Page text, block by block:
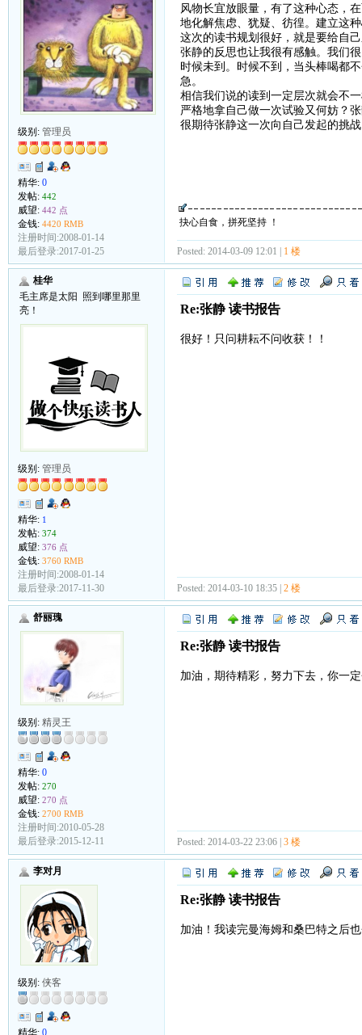
级别: 管理员
精华: 0
发帖: 442
威望: 442 点
金钱: 4420 RMB
注册时间:2008-01-14
最后登录:2017-01-25
风物长宜放眼量，有了这种心态，
地化解焦虑、犹疑、彷徨。建立这
这次的读书规划很好，就是要给自
张静的反思也让我很有感触。我们
时候未到。时候不到，当头棒喝都
急。
相信我们说的读到一定层次就会不
严格地拿自己做一次试验又何妨？
很期待张静这一次向自己发起的挑
抉心自食，拼死坚持 ！
Posted: 2014-03-09 12:01 | 1 楼
桂华
毛主席是太阳 照到哪里那里
亮！
级别: 管理员
精华: 1
发帖: 374
威望: 376 点
金钱: 3760 RMB
注册时间:2008-01-14
最后登录:2017-11-30
Re:张静 读书报告
很好！只问耕耘不问收获！！
Posted: 2014-03-10 18:35 | 2 楼
舒丽瑰
级别: 精灵王
精华: 0
发帖: 270
威望: 270 点
金钱: 2700 RMB
注册时间:2010-05-28
最后登录:2015-12-11
Re:张静 读书报告
加油，期待精彩，努力下去，你一
Posted: 2014-03-22 23:06 | 3 楼
李对月
级别: 侠客
Re:张静 读书报告
加油！我读完曼海姆和桑巴特之后